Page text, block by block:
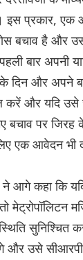
इस प्रकार, एक
बचाव है और
बार अपनी
दिन और अपने
करें और यदि उसे
बचाव पर जिरह
एक आवेदन भी
आगे कहा कि
सुनिश्चित
और उसे